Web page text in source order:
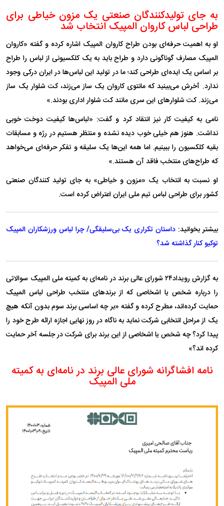
به جای تولیدکنندگان صنعتی یک مزون خیاطی برای
طراحی لباس کاروان المپیک انتخاب شد
او به اهمیت حرفه‌ای بودن طراح کاروان المپیک اشاره کرده و گفته «کاروان
المپیک مصارف گوناگونی دارد و طراح باید به یک کلکسیونی از لباس را طراح
بر اساس یک ایده‌ای طراحی کند؛ ما در تولید این لباس‌ها در ایران درکی وجود
ندارد. آخرش می‌بینید که مانتوی کاروان یک ساز می‌زند، کت شلوار یک ساز
می‌زند. کت شلوار‌های این سری مانند کت شلوار اداری بودند.»
نامی به کیفیت کار نیز انتقاد کرد و گفت: «لباس‌ها کیفیت دوخت خوبی
نداشت. هنوز هم خیلی خوب دیده نشده و منتظر هستیم در رژه و مسابقات
بقیه کلکسیون را ببینیم. اما همه این‌ها یک سلیقه و تفکر حرفه‌ای می‌خواهد
که طراح‌های منتخب فاقد آن هستند.»
او نسبت به انتخاب یک «مزون و خیاطی» به جای تولید کنندگان صنعتی
کشور برای طراحی لباس تیم ملی ایران اعتراض کرده است.
بیشتر بخوانید:داستان تکراری یک بی‌سلیقگی/ چرا لباس ورزشکاران المپیک
توکیو کنار گذاشته شد؟
به گزارش رویداد‌۲۴ شورای عالی برند در نامه‌ای به کمیته ملی المپیک سوالاتی
را درباره شخص یا اشخاصی که از برند‌های منتخب طراحی لباس المپیک
حمایت کرده‌اند، مطرح کرده و گفته «بر چه اساسی برند سوم بدون آنکه هیچ
یک از مراحل انتخابی شرکت نماید به ناگاه در روز نهایی اجازه ارائه طرح خود را
پیدا کرد؟ چه شخص یا اشخاصی از این برند برای شرکت در جلسه آخر حمایت
کرده اند؟»
نامه افشاگرانه شورای عالی برند در نامه‌ای به کمیته
ملی المپیک